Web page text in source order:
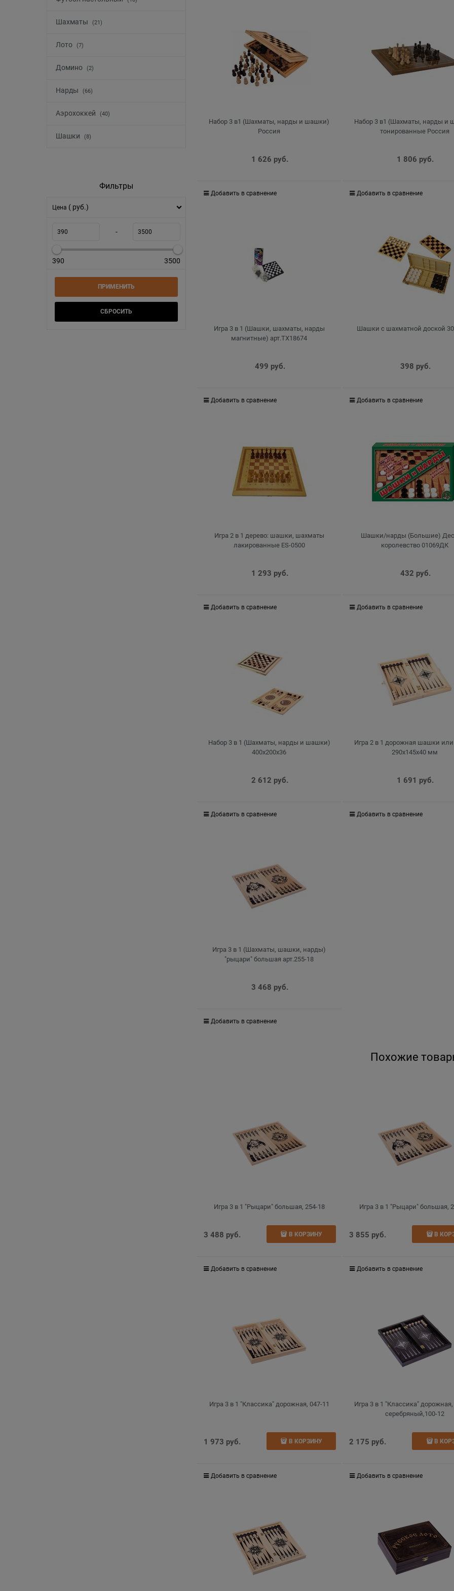
Шахматы (21)
Лото (7)
Домино (2)
Нарды (66)
Аэрохоккей (40)
Шашки (8)
Фильтры
Цена ( руб.)
-
390 3500
Набор 3 в1 (Шахматы, нарды и шашки)
Россия
1 626 руб.
Добавить в сравнение
Набор 3 в1 (Шахматы, нарды и
тонированные Россия
1 806 руб.
Добавить в сравнение
Игра 3 в 1 (Шашки, шахматы, нарды
магнитные) арт.TX18674
499 руб.
Добавить в сравнение
Шашки с шахматной доской
398 руб.
Добавить в сравнение
Игра 2 в 1 дерево: шашки, шахматы
лакированные ES-0500
1 293 руб.
Добавить в сравнение
Шашки/нарды (Большие)
королевство 01069ДК
432 руб.
Добавить в сравнение
Набор 3 в 1 (Шахматы, нарды и шашки)
400х200х36
2 612 руб.
Добавить в сравнение
Игра 2 в 1 дорожная шашки
290х145х40 мм
1 691 руб.
Добавить в сравнение
Игра 3 в 1 (Шахматы, шашки, нарды)
"рыцари" большая арт.255-18
3 468 руб.
Добавить в сравнение
Похожие
Игра 3 в 1 "Рыцари" большая, 254-18
3 488 руб. В КОРЗИНУ
Добавить в сравнение
Игра 3 в 1 "Рыцари" большая,
3 855 руб. В
Добавить в сравнение
Игра 3 в 1 "Классика" дорожная, 047-11
1 973 руб. В КОРЗИНУ
Добавить в сравнение
Игра 3 в 1 "Классика"
серебряный,100-12
2 175 руб. В
Добавить в сравнение